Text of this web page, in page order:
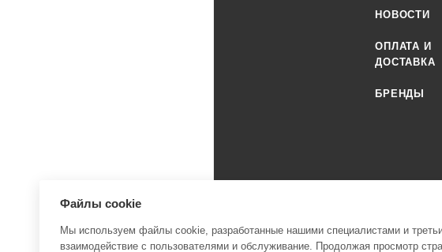
НОВОСТИ
ОПЛАТА И
ДОСТАВКА
БРЕНДЫ
Файлы cookie
Мы используем файлы cookie, разработанные нашими специалистами и
взаимодействие с пользователями и обслуживание. Продолжая просмотр